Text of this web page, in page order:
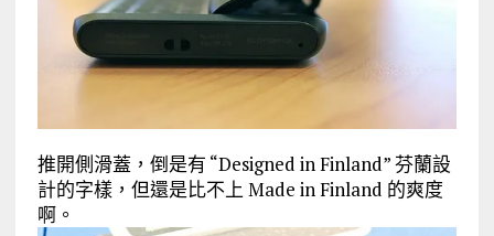
推開側滑蓋，倒是有 “Designed in Finland” 芬蘭設
計的字樣，但還是比不上 Made in Finland 的爽度
啊。